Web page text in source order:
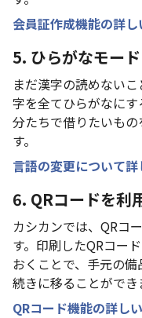
会員証作成機能の詳
5. ひらがなモード
まだ漢字の読めない
字を全てひらがなに
分たちで借りたいも
す。
言語の変更について
6. QRコードを利
カシカンでは、QRコ
す。印刷したQRコー
おくことで、手元の
続きに移ることができ
QRコード機能の詳し